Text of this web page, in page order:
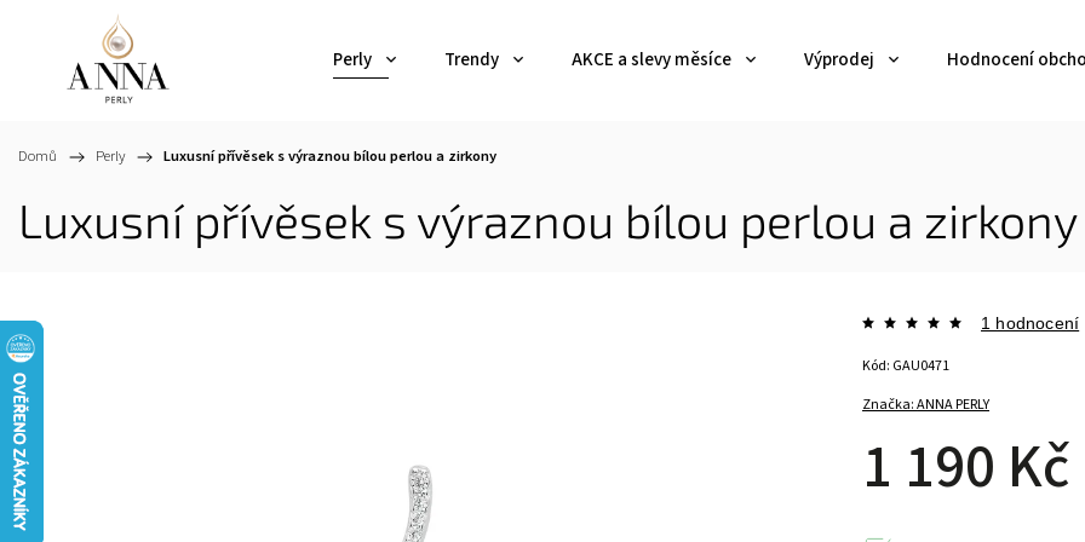
Perly Trendy AKCE a slevy měsíce Výprodej Hodnocení
Domů / Perly / Luxusní přívěsek s výraznou bílou perlou a zirkony
Luxusní přívěsek s výraznou bílou perlou a zirkony
Značka:ANNA PERLY
1 hodnocení
1 190 Kč
Kód: GAU0471